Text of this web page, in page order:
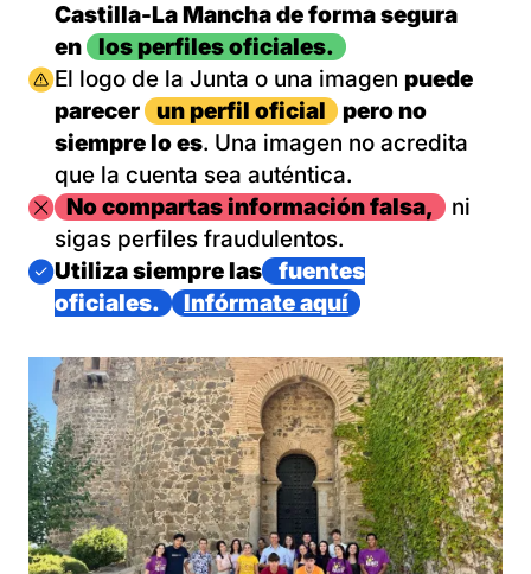
Castilla-La Mancha de forma segura
en
los perfiles oficiales.
Imagen
El logo de la Junta o una imagen puede
parecer
un perfil oficial
pero no
siempre lo es. Una imagen no acredita
que la cuenta sea auténtica.
ImagenNo compartas información falsa,
ni
sigas perfiles fraudulentos.
Imagen
Utiliza siempre las
fuentes
oficiales.
Infórmate aquí